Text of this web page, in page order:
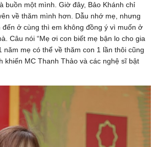
buồn một mình. Giờ đây, Bảo Khánh chỉ
về thăm mình hơn. Dẫu nhớ mẹ, nhưng
đến ở cùng thì em không đồng ý vì muốn ở
Câu nói “Mẹ ơi con biết mẹ bận lo cho gia
mẹ có thể về thăm con 1 lần thôi cũng
khiến MC Thanh Thảo và các nghệ sĩ bật